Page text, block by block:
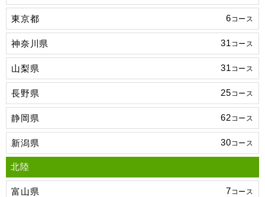
東京都 6コース
神奈川県 31 コース
山梨県 31 コース
長野県 25コース
静岡県 62コース
新潟県 30コース
北陸
富山県 7コース